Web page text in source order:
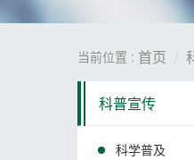
当前位置 : 首页
科普宣传
科学普及